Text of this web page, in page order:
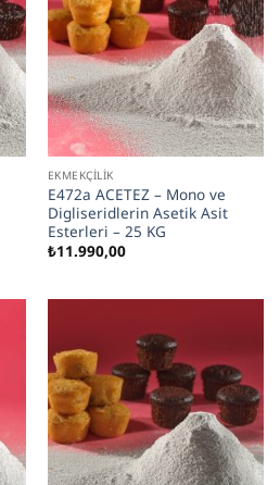
EKMEKÇILIK
E472a ACETEZ – Mono ve
Digliseridlerin Asetik Asit
Esterleri – 25 KG
₺11.990,00